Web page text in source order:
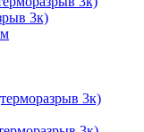
3к)
3к)